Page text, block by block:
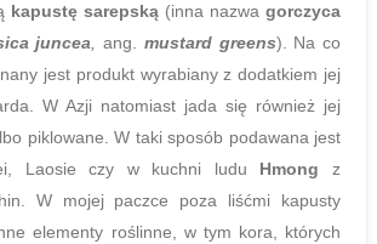
kapustę sarepską (inna nazwa gorczyca
juncea,ang. mustard greens). Na co
jest produkt wyrabiany z dodatkiem jej
W Azji natomiast jada się również jej
piklowane. W taki sposób podawana jest
Laosie czy w kuchni ludu Hmongz
W mojej paczce poza liśćmi kapusty
elementy roślinne, w tym kora, których